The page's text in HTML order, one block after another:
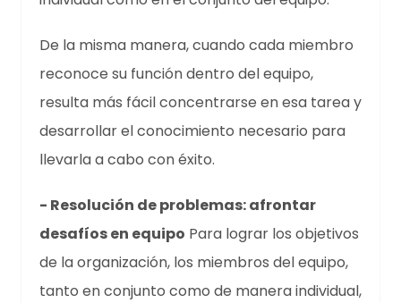
De la misma manera, cuando cada miembro
reconoce su función dentro del equipo,
resulta más fácil concentrarse en esa tarea y
desarrollar el conocimiento necesario para
llevarla a cabo con éxito.
- Resolución de problemas: afrontar
desafíos en equipo Para lograr los objetivos
de la organización, los miembros del equipo,
tanto en conjunto como de manera individual,